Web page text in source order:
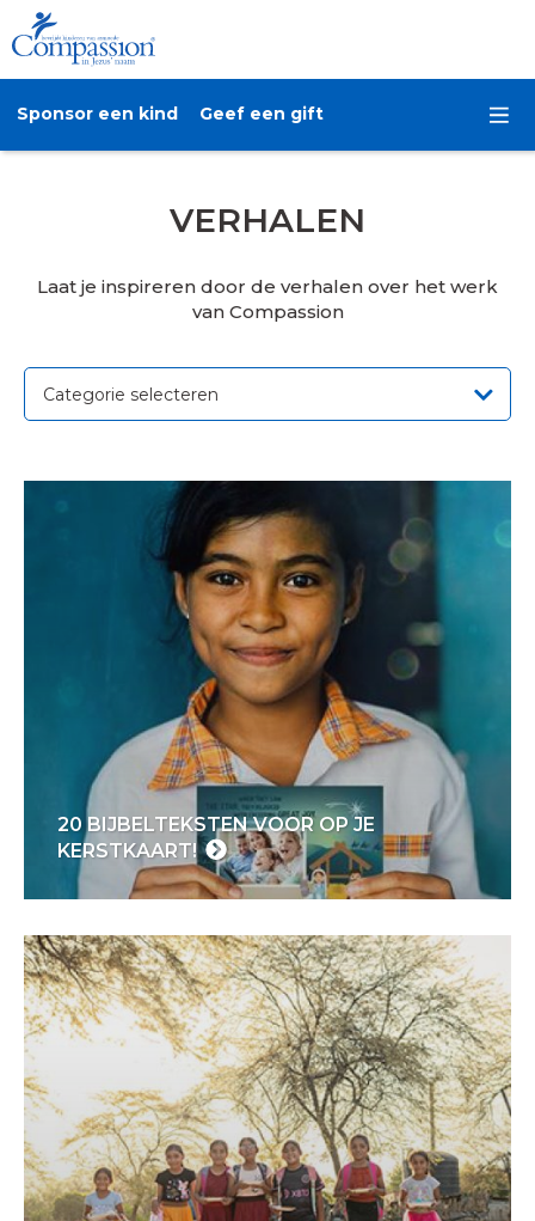
Sponsor een kind Geef een gift
VERHALEN
Laat je inspireren door de verhalen over het werk
van Compassion
20 BIJBELTEKSTEN VOOR OP JE
KERSTKAART!